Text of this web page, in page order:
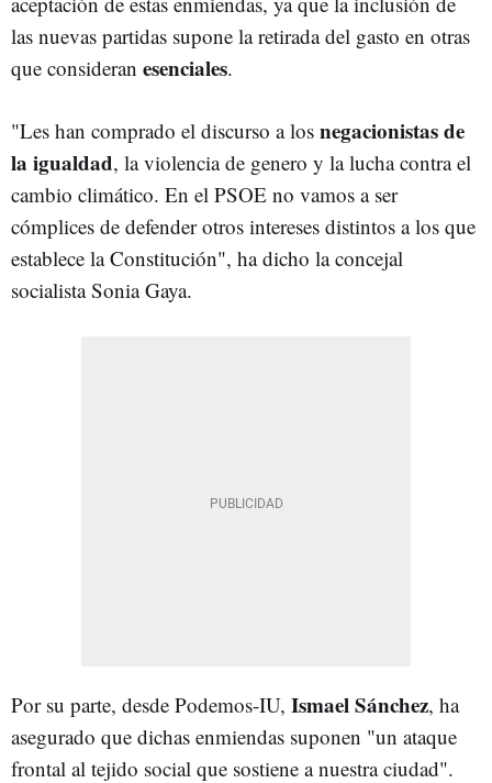
las nuevas partidas supone la retirada del gasto en otras
que consideran esenciales.
"Les han comprado el discurso a los negacionistas de
la igualdad, la violencia de genero y la lucha contra el
cambio climático. En el PSOE no vamos a ser
cómplices de defender otros intereses distintos a los que
establece la Constitución", ha dicho la concejal
socialista Sonia Gaya.
Por su parte, desde Podemos-IU, Ismael Sánchez, ha
asegurado que dichas enmiendas suponen "un ataque
frontal al tejido social que sostiene a nuestra ciudad".